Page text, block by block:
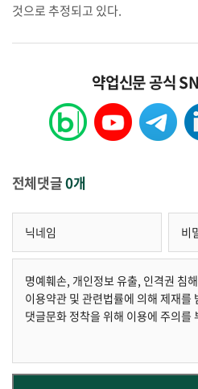
것으로 추정되고 있다.
약업신문 공식
전체댓글0개